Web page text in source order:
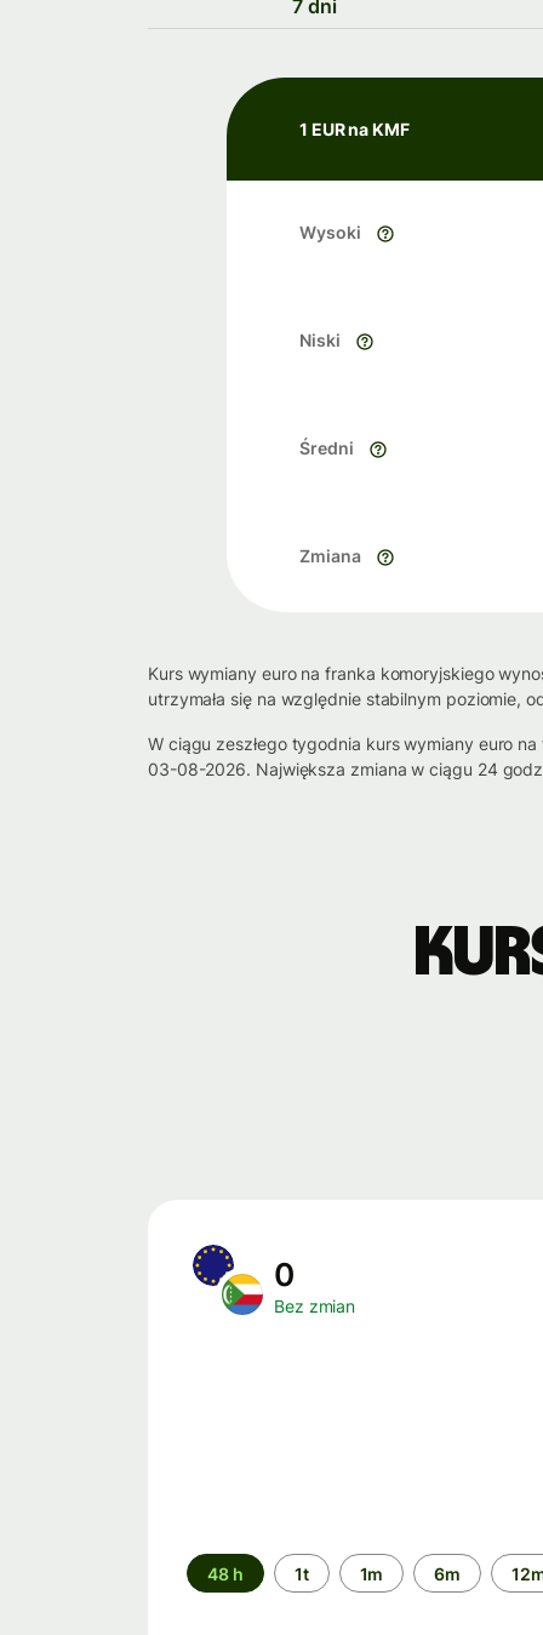
7 dni
1 EUR na KMF
Wysoki
Niski
Średni
Zmiana
Kurs wymiany euro na franka komoryjskiego
utrzymała się na względnie stabilnym poziomie,
W ciągu zeszłego tygodnia kurs wymiany euro
03-08-2026. Największa zmiana w ciągu 24
0
Bez zmian
Przedział
czasu
48 h 1t 1m 6m